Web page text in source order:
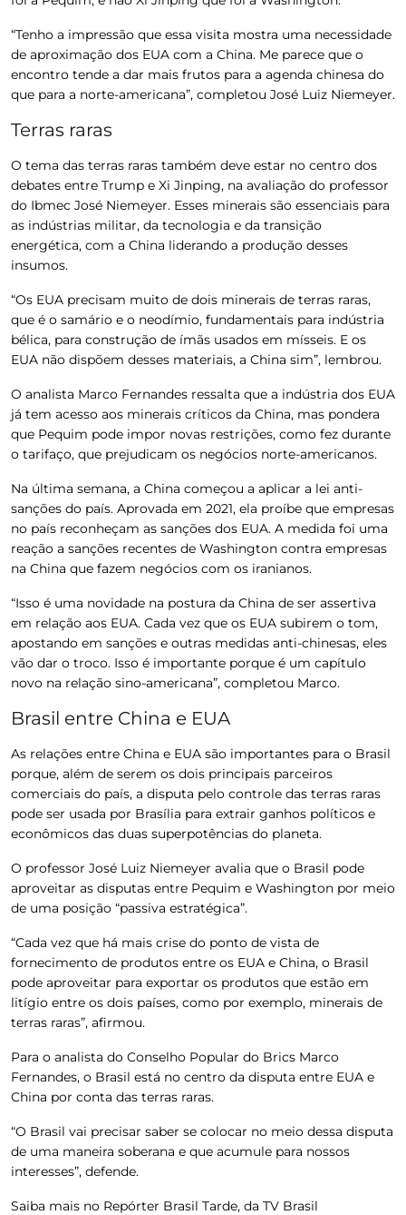
“Tenho a impressão que essa visita mostra uma necessidade
de aproximação dos EUA com a China. Me parece que o
encontro tende a dar mais frutos para a agenda chinesa do
que para a norte-americana”, completou José Luiz Niemeyer.
Terras raras
O tema das terras raras também deve estar no centro dos
debates entre Trump e Xi Jinping, na avaliação do professor
do Ibmec José Niemeyer. Esses minerais são essenciais para
as indústrias militar, da tecnologia e da transição
energética, com a China liderando a produção desses
insumos.
“Os EUA precisam muito de dois minerais de terras raras,
que é o samário e o neodímio, fundamentais para indústria
bélica, para construção de ímãs usados em mísseis. E os
EUA não dispõem desses materiais, a China sim”, lembrou.
O analista Marco Fernandes ressalta que a indústria dos EUA
já tem acesso aos minerais críticos da China, mas pondera
que Pequim pode impor novas restrições, como fez durante
o tarifaço, que prejudicam os negócios norte-americanos.
Na última semana, a China começou a aplicar a lei anti-
sanções do país. Aprovada em 2021, ela proíbe que empresas
no país reconheçam as sanções dos EUA. A medida foi uma
reação a sanções recentes de Washington contra empresas
na China que fazem negócios com os iranianos.
“Isso é uma novidade na postura da China de ser assertiva
em relação aos EUA. Cada vez que os EUA subirem o tom,
apostando em sanções e outras medidas anti-chinesas, eles
vão dar o troco. Isso é importante porque é um capítulo
novo na relação sino-americana”, completou Marco.
Brasil entre China e EUA
As relações entre China e EUA são importantes para o Brasil
porque, além de serem os dois principais parceiros
comerciais do país, a disputa pelo controle das terras raras
pode ser usada por Brasília para extrair ganhos políticos e
econômicos das duas superpotências do planeta.
O professor José Luiz Niemeyer avalia que o Brasil pode
aproveitar as disputas entre Pequim e Washington por meio
de uma posição “passiva estratégica”.
“Cada vez que há mais crise do ponto de vista de
fornecimento de produtos entre os EUA e China, o Brasil
pode aproveitar para exportar os produtos que estão em
litígio entre os dois países, como por exemplo, minerais de
terras raras”, afirmou.
Para o analista do Conselho Popular do Brics Marco
Fernandes, o Brasil está no centro da disputa entre EUA e
China por conta das terras raras.
“O Brasil vai precisar saber se colocar no meio dessa disputa
de uma maneira soberana e que acumule para nossos
interesses”, defende.
Saiba mais no Repórter Brasil Tarde, da TV Brasil